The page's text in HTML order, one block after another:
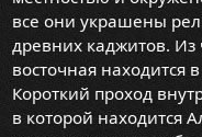
все они украшены
древних каджитов. Из
восточная находится
Короткий проход
в которой находится